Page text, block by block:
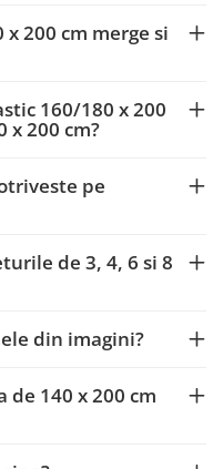
200 cm merge si
160/180 x 200
x 200 cm?
pe
de 3, 4, 6 si 8
din imagini?
140 x 200 cm